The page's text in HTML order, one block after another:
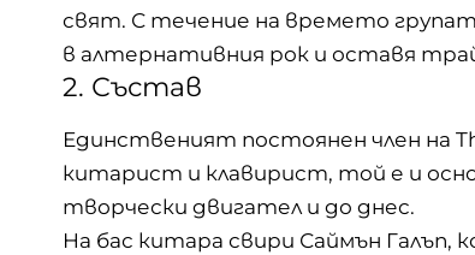
свят. С течение на времето
в алтернативния рок и оставя
2. Състав
Единственият постоянен член на
китарист и клавирист, той е и
творчески двигател и до днес.
На бас китара свири Саймън Галъп,